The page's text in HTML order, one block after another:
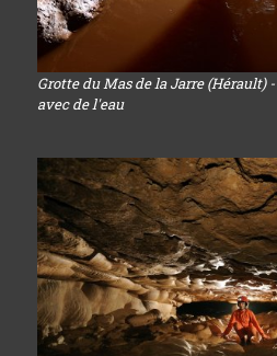
Grotte du Mas de la Jarre (Hérault)
avec de l'eau